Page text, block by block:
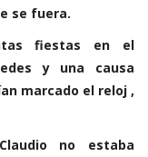
se fuera.
fiestas en el
y una causa
marcado el reloj ,
no estaba